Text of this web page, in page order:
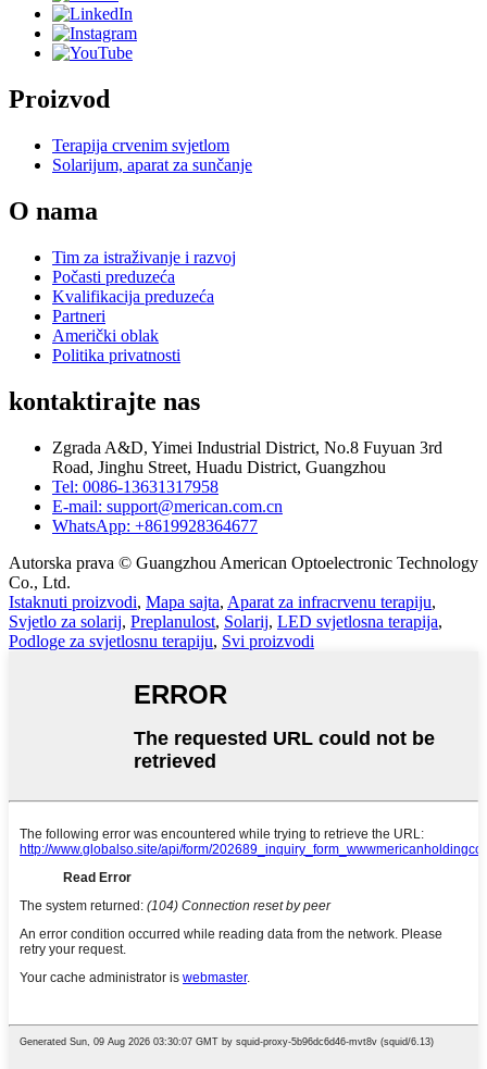
Proizvod
Terapija crvenim svjetlom
Solarijum, aparat za sunčanje
O nama
Tim za istraživanje i razvoj
Počasti preduzeća
Kvalifikacija preduzeća
Partneri
Američki oblak
Politika privatnosti
kontaktirajte nas
Zgrada A&D, Yimei Industrial District, No.8 Fuyuan 3rd
Road, Jinghu Street, Huadu District, Guangzhou
Tel: 0086-13631317958
E-mail: support@merican.com.cn
WhatsApp: +8619928364677
Autorska prava © Guangzhou American Optoelectronic Technology
Co., Ltd.
Istaknuti proizvodi, Mapa sajta, Aparat za infracrvenu terapiju,
Svjetlo za solarij, Preplanulost, Solarij, LED svjetlosna terapija,
Podloge za svjetlosnu terapiju, Svi proizvodi